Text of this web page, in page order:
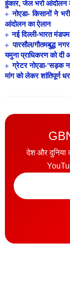
हुंकार, जेल भरो आंदोलन
नोएडा- किसानों ने
आंदोलन का ऐलान
नई दिल्ली-भारत
पारसौल/गौतमबुद्ध
यमुना प्राधिकरण को दी
ग्रेटर नोएडा-‘सड़क
मांग को लेकर शांतिपूर्ण
देश और दुनिया